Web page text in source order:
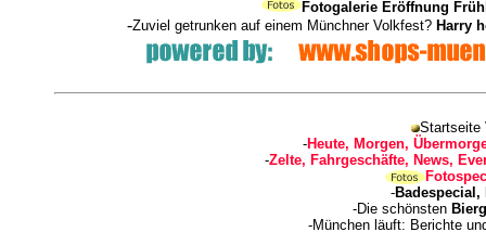
Fotogalerie Eröffnung
-Zuviel getrunken auf einem Münchner Volkfest? Harry
Startseite
-Heute, Morgen,
-Zelte, Fahrgeschäfte, News,
-Badespecial,
-Die schönsten
-München läuft: Berichte